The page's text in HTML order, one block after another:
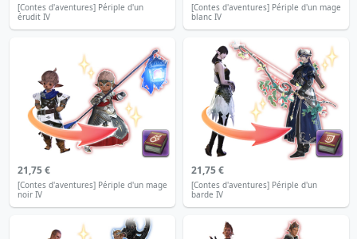
[Contes d'aventures] Périple d'un
érudit IV
[Contes d'aventures] Périple d'un mage
blanc IV
21,75 €
[Contes d'aventures] Périple d'un mage
noir IV
21,75 €
[Contes d'aventures] Périple d'un
barde IV